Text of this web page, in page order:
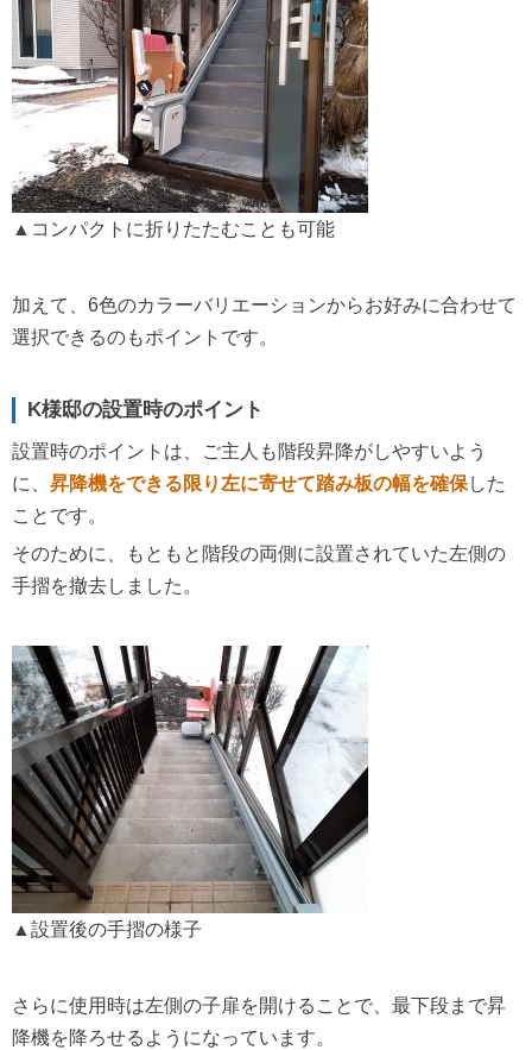
▲コンパクトに折りたたむことも可能
加えて、6色のカラーバリエーションからお好みに合わせて
選択できるのもポイントです。
K様邸の設置時のポイント
設置時のポイントは、ご主人も階段昇降がしやすいよう
に、 昇降機をできる限り左に寄せて踏み板の幅を確保した
ことです。
そのために、もともと階段の両側に設置されていた左側の
手摺を撤去しました。
▲設置後の手摺の様子
さらに使用時は左側の子扉を開けることで、最下段まで昇
降機を降ろせるようになっています。